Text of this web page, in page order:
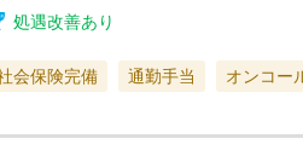
処遇改善あり
会保険完備 通勤手当 オンコー